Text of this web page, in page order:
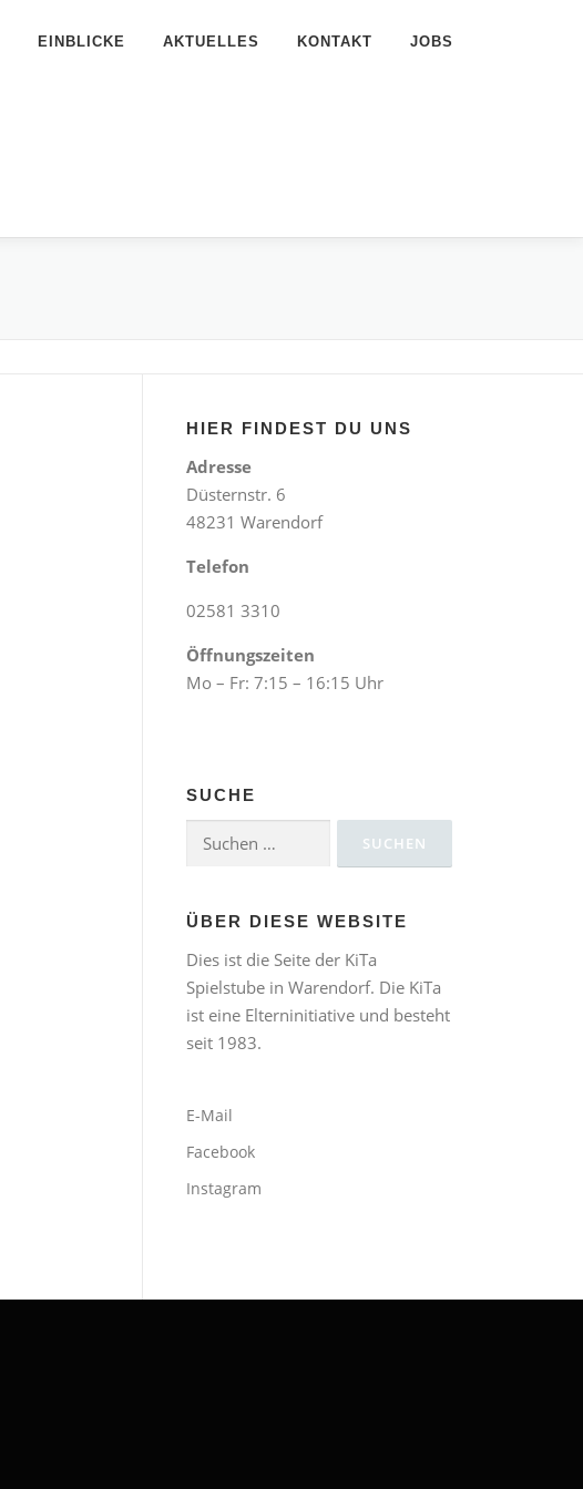
EINBLICKE AKTUELLES KONTAKT JOBS
HIER FINDEST DU UNS
Adresse
Düsternstr. 6
48231 Warendorf
Telefon
02581 3310
Öffnungszeiten
Mo – Fr: 7:15 – 16:15 Uhr
SUCHE
Suchen
ÜBER DIESE WEBSITE
Dies ist die Seite der KiTa
Spielstube in Warendorf. Die KiTa
ist eine Elterninitiative und besteht
seit 1983.
E-Mail
Facebook
Instagram